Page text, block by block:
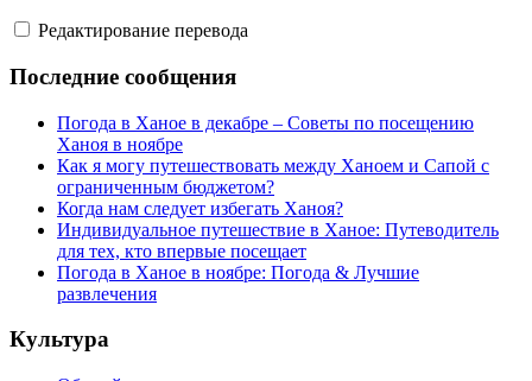
Редактирование перевода
Последние сообщения
Погода в Ханое в декабре – Советы по посещению
Ханоя в ноябре
Как я могу путешествовать между Ханоем и Сапой с
ограниченным бюджетом?
Когда нам следует избегать Ханоя?
Индивидуальное путешествие в Ханое: Путеводитель
для тех, кто впервые посещает
Погода в Ханое в ноябре: Погода & Лучшие
развлечения
Культура